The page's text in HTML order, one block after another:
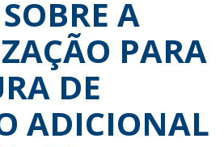
A
PARA
DE
ADICIONAL